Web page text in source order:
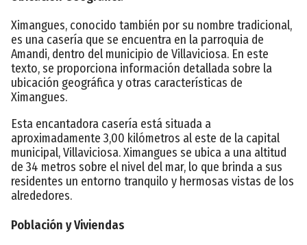
Ximangues, conocido también por su nombre tradicional,
es una casería que se encuentra en la parroquia de
Amandi, dentro del municipio de Villaviciosa. En este
texto, se proporciona información detallada sobre la
ubicación geográfica y otras características de
Ximangues.
Esta encantadora casería está situada a
aproximadamente 3,00 kilómetros al este de la capital
municipal, Villaviciosa. Ximangues se ubica a una altitud
de 34 metros sobre el nivel del mar, lo que brinda a sus
residentes un entorno tranquilo y hermosas vistas de los
alrededores.
Población y Viviendas